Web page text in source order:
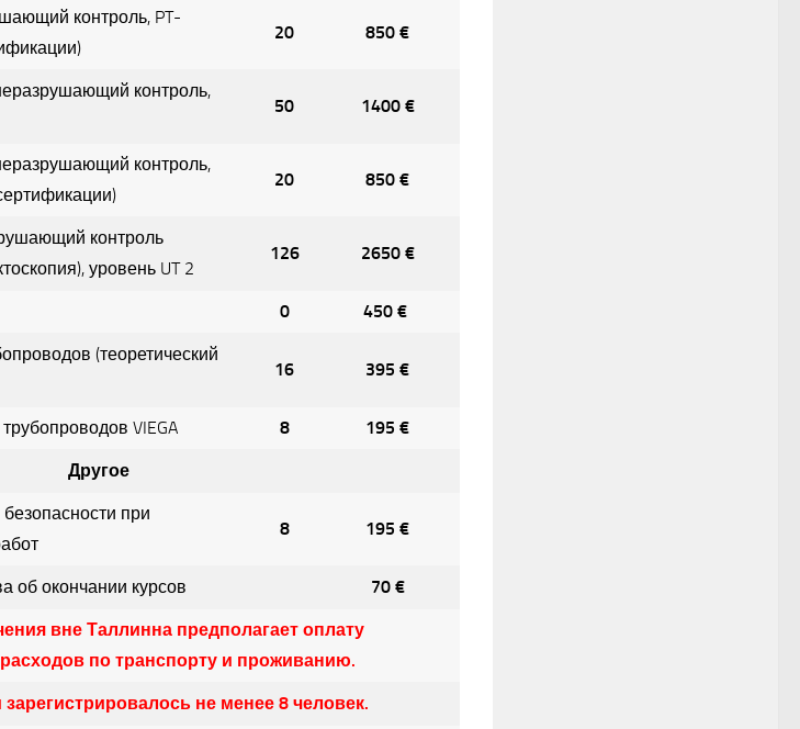
контроль, PT-
20 850 €
контроль,
50 1400 €
контроль,
20 850 €
контроль
уровень UT 2
126 2650 €
0 450 €
(теоретический
16 395 €
VIEGA 8 195 €
Другое
при
8 195 €
об окончании курсов 70 €
вне Таллинна предполагает оплату
по транспорту и проживанию.
не менее 8 человек.